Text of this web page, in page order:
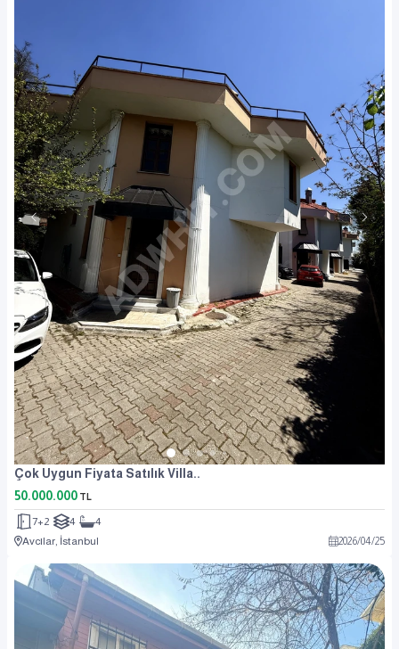
Çok Uygun Fiyata Satılık Villa..
50.000.000 TL
7+2 4
4
Avcılar, İstanbul
2026/04/25